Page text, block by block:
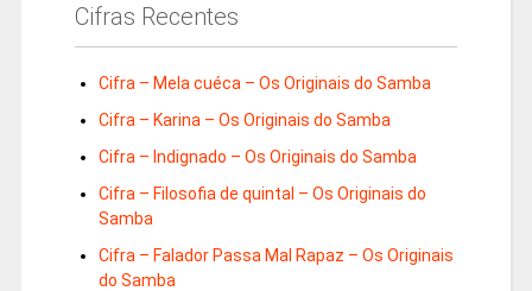
Cifras Recentes
Cifra – Mela cuéca – Os Originais do Samba
Cifra – Karina – Os Originais do Samba
Cifra – Indignado – Os Originais do Samba
Cifra – Filosofia de quintal – Os Originais do
Samba
Cifra – Falador Passa Mal Rapaz – Os Originais
do Samba